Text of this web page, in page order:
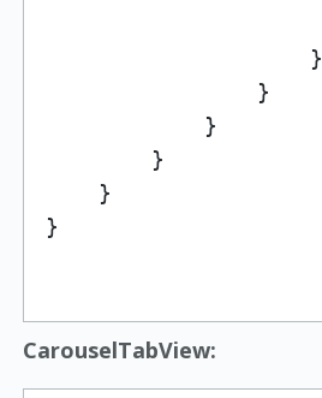
                    }
                }
            }
        }
    }
CarouselTabView: